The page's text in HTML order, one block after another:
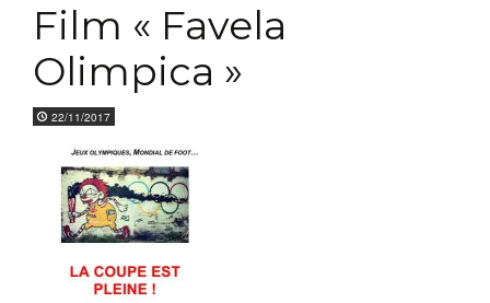
Film « Favela
Olimpica »
22/11/2017